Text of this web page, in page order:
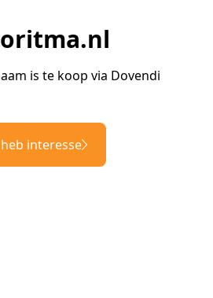
is te koop via Dovendi
interesse